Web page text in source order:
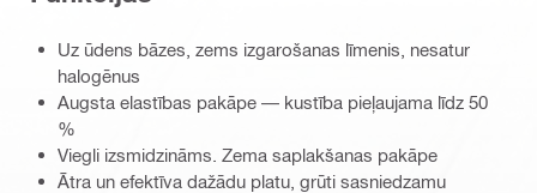
Uz ūdens bāzes, zems izgarošanas līmenis, nesatur
halogēnus
Augsta elastības pakāpe — kustība pieļaujama līdz 50
%
Viegli izsmidzināms. Zema saplakšanas pakāpe
Ātra un efektīva dažādu platu, grūti sasniedzamu